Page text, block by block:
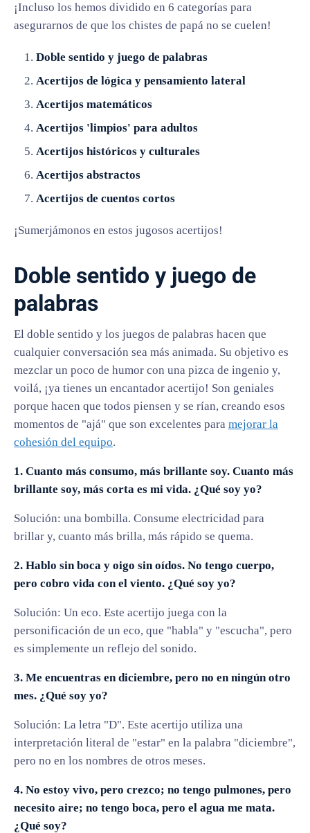
¡Incluso los hemos dividido en 6 categorías para
asegurarnos de que los chistes de papá no se cuelen!
Doble sentido y juego de palabras
Acertijos de lógica y pensamiento lateral
Acertijos matemáticos
Acertijos 'limpios' para adultos
Acertijos históricos y culturales
Acertijos abstractos
Acertijos de cuentos cortos
¡Sumerjámonos en estos jugosos acertijos!
Doble sentido y juego de
palabras
El doble sentido y los juegos de palabras hacen que
cualquier conversación sea más animada. Su objetivo es
mezclar un poco de humor con una pizca de ingenio y,
voilá, ¡ya tienes un encantador acertijo! Son geniales
porque hacen que todos piensen y se rían, creando esos
momentos de "ajá" que son excelentes para mejorar la
cohesión del equipo.
1. Cuanto más consumo, más brillante soy. Cuanto más
brillante soy, más corta es mi vida. ¿Qué soy yo?
Solución: una bombilla. Consume electricidad para
brillar y, cuanto más brilla, más rápido se quema.
2. Hablo sin boca y oigo sin oídos. No tengo cuerpo,
pero cobro vida con el viento. ¿Qué soy yo?
Solución: Un eco. Este acertijo juega con la
personificación de un eco, que "habla" y "escucha", pero
es simplemente un reflejo del sonido.
3. Me encuentras en diciembre, pero no en ningún otro
mes. ¿Qué soy yo?
Solución: La letra "D". Este acertijo utiliza una
interpretación literal de "estar" en la palabra "diciembre",
pero no en los nombres de otros meses.
4. No estoy vivo, pero crezco; no tengo pulmones, pero
necesito aire; no tengo boca, pero el agua me mata.
¿Qué soy?